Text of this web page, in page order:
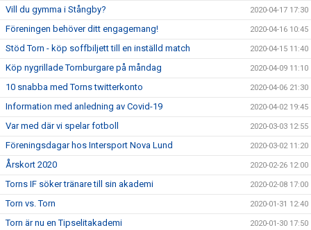
Vill du gymma i Stångby? 2020-04-17 17:30
Föreningen behöver ditt engagemang! 2020-04-16 10:45
Stöd Torn - köp soffbiljett till en inställd match 2020-04-15 11:40
Köp nygrillade Tornburgare på måndag 2020-04-09 11:10
10 snabba med Torns twitterkonto 2020-04-06 21:30
Information med anledning av Covid-19 2020-04-02 19:45
Var med där vi spelar fotboll 2020-03-03 12:55
Föreningsdagar hos Intersport Nova Lund 2020-03-02 11:20
Årskort 2020 2020-02-26 12:00
Torns IF söker tränare till sin akademi 2020-02-08 17:00
Torn vs. Torn 2020-01-31 12:40
Torn är nu en Tipselitakademi 2020-01-30 17:50